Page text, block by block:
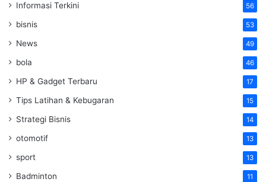
Informasi Terkini 56
bisnis 53
News 49
bola 46
HP & Gadget Terbaru 17
Tips Latihan & Kebugaran 15
Strategi Bisnis 14
otomotif 13
sport 13
Badminton 11